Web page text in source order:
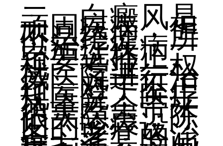
二、白癜风是
顽固疾病，但
不是绝症，所
以治疗疾病一
定要选择正
规、专业、权
威医院进行治
疗，对于不正
规医院，医疗
质量差会带来
很大隐患，陈
旧的诊疗设
备，老套的治